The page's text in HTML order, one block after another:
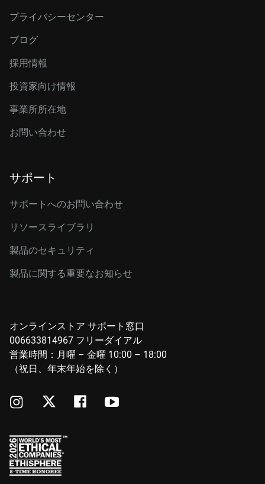
プライバシーセンター
ブログ
採用情報
投資家向け情報
事業所所在地
お問い合わせ
サポート
サポートへのお問い合わせ
リソースライブラリ
製品のセキュリティ
製品に関する重要なお知らせ
オンラインストア サポート窓口
006633814967 フリーダイアル
営業時間：月曜 – 金曜 10:00 – 18:00
（祝日、年末年始を除く）